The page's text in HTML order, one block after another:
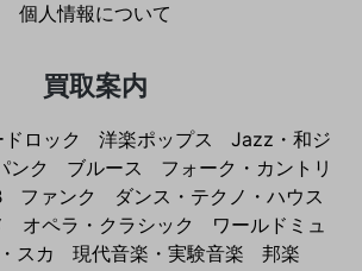
個人情報について
買取案内
ロック 洋楽ポップス
Jazz・和ジ
ンク ブルース
フォーク・カントリ
ファンク
ダンス・テクノ・ハウス
オペラ・クラシック
ワールドミュ
スカ 現代音楽・実験音楽 邦楽